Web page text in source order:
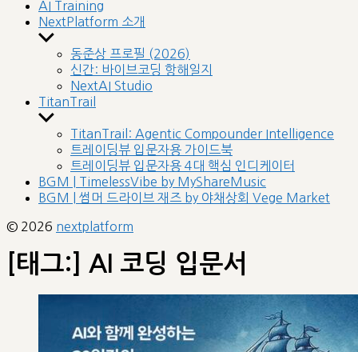
AI Training
NextPlatform 소개
Show
sub
menu
동준상 프로필 (2026)
신간: 바이브코딩 항해일지
NextAI Studio
TitanTrail
Show
sub
menu
TitanTrail: Agentic Compounder Intelligence
트레이딩뷰 입문자용 가이드북
트레이딩뷰 입문자용 4대 핵심 인디케이터
BGM | TimelessVibe by MyShareMusic
BGM | 썸머 드라이브 재즈 by 야채상회 Vege Market
© 2026 nextplatform
[태그:] AI 코딩 입문서